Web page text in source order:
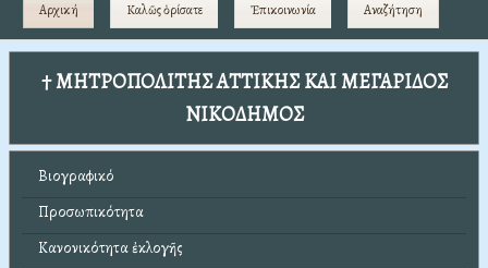
Αρχική Καλῶς ὁρίσατε Ἐπικοινωνία Αναζήτηση
† ΜΗΤΡΟΠΟΛΙΤΗΣ ΑΤΤΙΚΗΣ ΚΑΙ ΜΕΓΑΡΙΔΟΣ
ΝΙΚΟΔΗΜΟΣ
Βιογραφικό
Προσωπικότητα
Κανονικότητα ἐκλογῆς